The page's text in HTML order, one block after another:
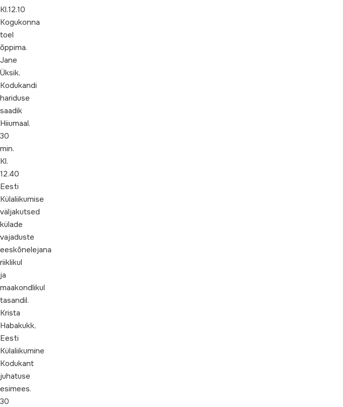
Kl.12.10
Kogukonna
toel
õppima.
Jane
Üksik,
Kodukandi
hariduse
saadik
Hiiumaal.
30
min.
Kl.
12.40
Eesti
Külaliikumise
väljakutsed
külade
vajaduste
eeskõnelejana
riiklikul
ja
maakondlikul
tasandil.
Krista
Habakukk,
Eesti
Külaliikumine
Kodukant
juhatuse
esimees.
30